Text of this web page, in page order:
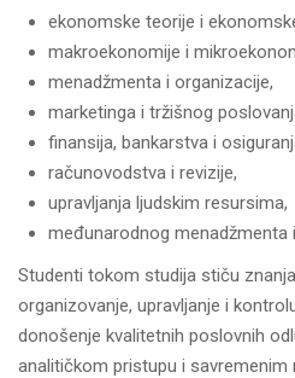
ekonomske teorije i
makroekonomije i
menadžmenta i organizacije,
marketinga i tržišnog
finansija, bankarstva i
računovodstva i revizije,
upravljanja ljudskim resursima,
međunarodnog menadžmenta
Studenti tokom studija stiču
organizovanje, upravljanje i
donošenje kvalitetnih poslovnih
analitičkom pristupu i savremenim